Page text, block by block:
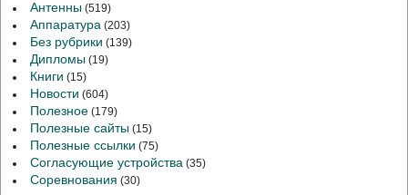
Антенны (519)
Аппаратура (203)
Без рубрики (139)
Дипломы (19)
Книги (15)
Новости (604)
Полезное (179)
Полезные сайты (15)
Полезные ссылки (75)
Согласующие устройства (35)
Соревнования (30)